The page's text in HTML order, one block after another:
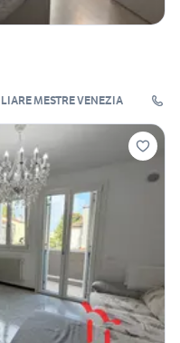
MESTRE VENEZIA